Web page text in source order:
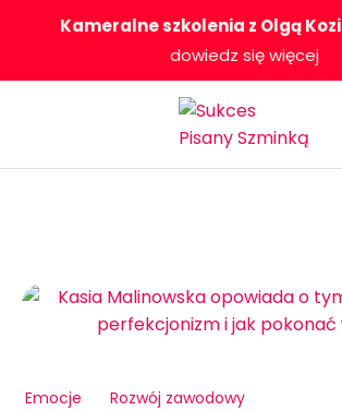
Kameralne szkolenia z Olgą
dowiedz się więcej
Emocje Rozwój zawodowy
Strona główna
Konkurs Sukces
Pisany Szminką
Wsparcie dla
WłączeniPlus